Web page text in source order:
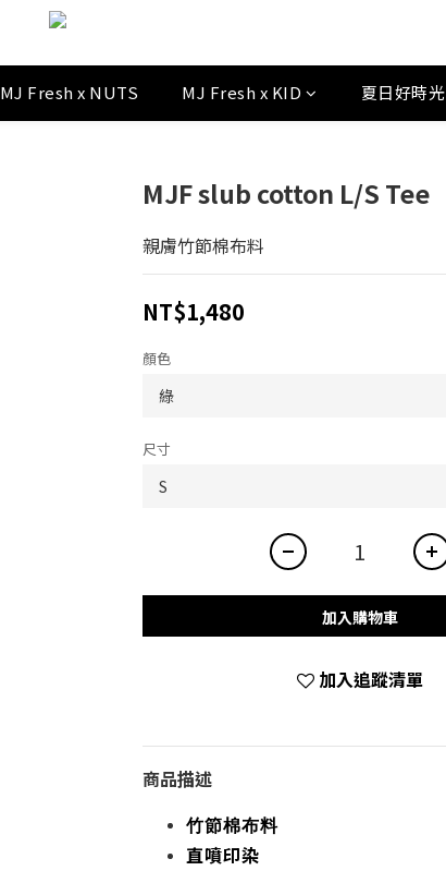
MJ Fresh x NUTS MJ Fresh x KID 夏日好時光
MJF slub cotton L/S Tee
親膚竹節棉布料
NT$1,480
顏色
尺寸
加入購物車
加入追蹤清單
商品描述
竹節棉布料
直噴印染